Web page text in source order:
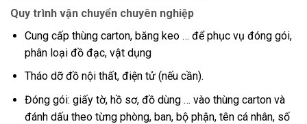
Quy trình vận chuyển chuyên nghiệp
Cung cấp thùng carton, băng keo … để phục vụ đóng gói,
phân loại đồ đạc, vật dụng
Tháo dỡ đồ nội thất, điện tử (nếu cần).
Đóng gói: giấy tờ, hồ sơ, đồ dùng … vào thùng carton và
đánh dấu theo từng phòng, ban, bộ phận, tên cá nhân, số